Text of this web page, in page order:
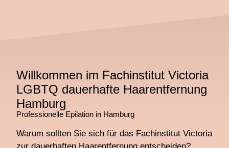
Willkommen im Fachinstitut Victoria
LGBTQ dauerhafte Haarentfernung
Hamburg
Professionelle Epilation in Hamburg
Warum sollten Sie sich für das Fachinstitut Victoria